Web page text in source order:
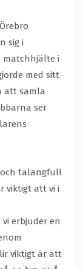
sig i
matchhjälte i
med sitt
att samla
ser
och talangfull
viktigt att vi i
erbjuder en
viktigt är att